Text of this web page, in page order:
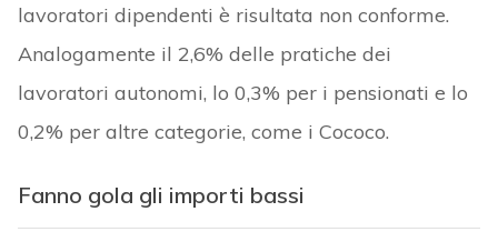
lavoratori dipendenti è risultata non conforme.
Analogamente il 2,6% delle pratiche dei
lavoratori autonomi, lo 0,3% per i pensionati e lo
0,2% per altre categorie, come i Cococo.
Fanno gola gli importi bassi